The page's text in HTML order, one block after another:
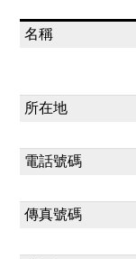
名稱
所在地
電話號碼
傳真號碼